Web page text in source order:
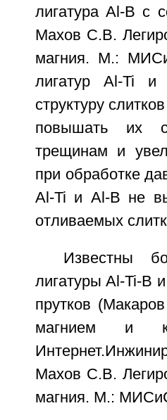
лигатура Al-В с
Махов С.В.
магния. М.:
лигатур Al-Ti и
структуру
повышать их
трещинам и
при обработке
Al-Ti и Al-В не
отливаемых
Известны
лигатуры Al-Ti-B
прутков
магнием и
Махов С.В.
магния. М.: